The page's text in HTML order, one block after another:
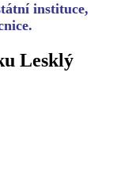
instituce,
Lesklý